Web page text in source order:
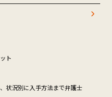
ト
状況別に入手方法まで弁護士